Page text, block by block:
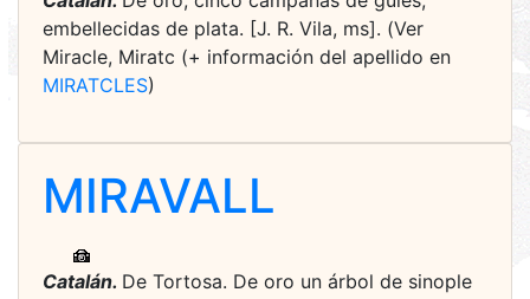
embellecidas de plata. [J. R. Vila, ms]. (Ver
Miracle, Miratc (+ información del apellido en
MIRATCLES)
MIRAVALL
Catalán. De Tortosa. De oro un árbol de sinople